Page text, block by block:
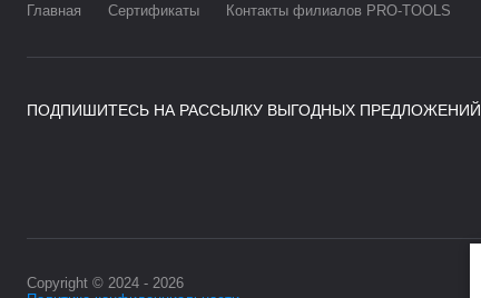
Главная Сертификаты Контакты филиалов PRO-TOOLS
ПОДПИШИТЕСЬ НА РАССЫЛКУ ВЫГОДНЫХ ПРЕДЛОЖЕНИЙ
Copyright © 2024 - 2026